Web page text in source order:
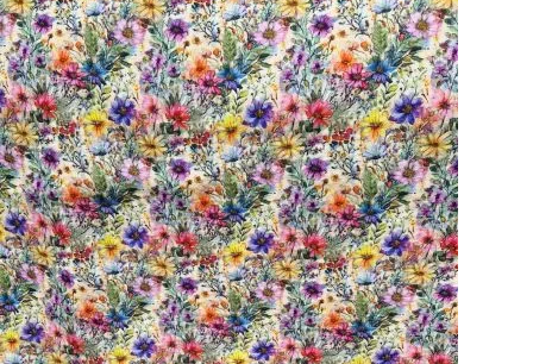
Katoen
Grootverbruik
Tijdpakker stof